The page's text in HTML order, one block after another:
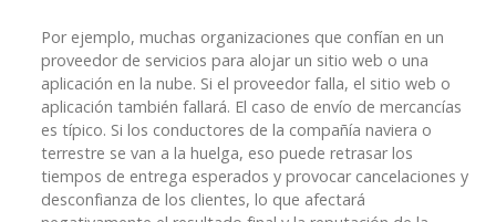
Por ejemplo, muchas organizaciones que confían en un
proveedor de servicios para alojar un sitio web o una
aplicación en la nube. Si el proveedor falla, el sitio web o
aplicación también fallará. El caso de envío de mercancías
es típico. Si los conductores de la compañía naviera o
terrestre se van a la huelga, eso puede retrasar los
tiempos de entrega esperados y provocar cancelaciones y
desconfianza de los clientes, lo que afectará